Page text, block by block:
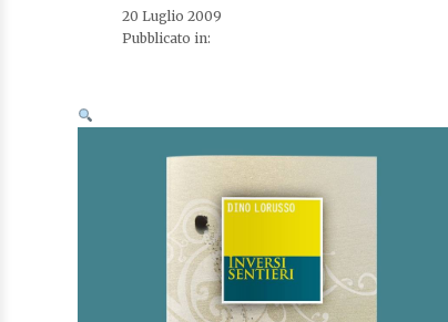
20 Luglio 2009
Pubblicato in: